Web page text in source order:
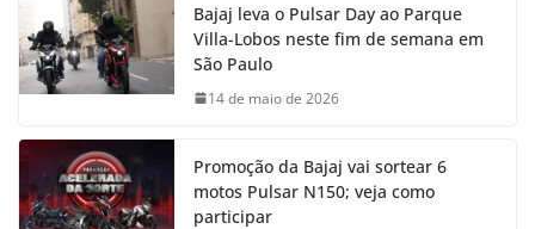
Bajaj leva o Pulsar Day ao Parque
Villa-Lobos neste fim de semana em
São Paulo
14 de maio de 2026
Promoção da Bajaj vai sortear 6
motos Pulsar N150; veja como
participar